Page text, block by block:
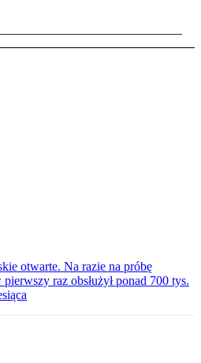
otwarte. Na razie na próbę
raz obsłużył ponad 700 tys.